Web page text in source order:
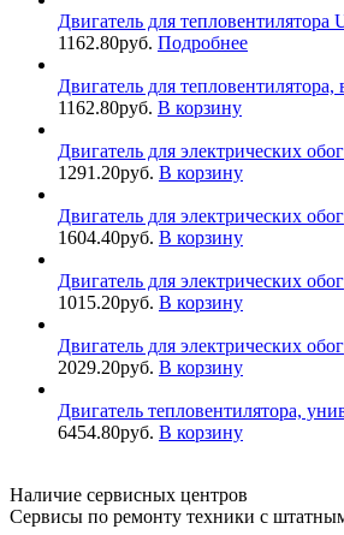
Двигатель для тепловентилятора
1162.80руб. Подробнее
Двигатель для тепловентилятора,
1162.80руб. В корзину
Двигатель для электрических
1291.20руб. В корзину
Двигатель для электрических
1604.40руб. В корзину
Двигатель для электрических
1015.20руб. В корзину
Двигатель для электрических
2029.20руб. В корзину
Двигатель тепловентилятора,
6454.80руб. В корзину
Наличие сервисных центров
Сервисы по ремонту техники с